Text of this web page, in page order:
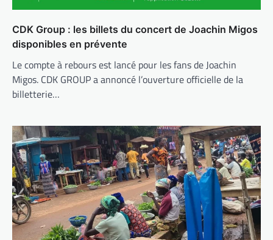
CDK Group : les billets du concert de Joachin Migos
disponibles en prévente
Le compte à rebours est lancé pour les fans de Joachin
Migos. CDK GROUP a annoncé l’ouverture officielle de la
billetterie…